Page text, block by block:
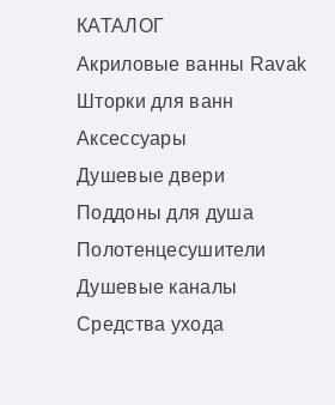
КАТАЛОГ
Акриловые ванны Ravak
Шторки для ванн
Аксессуары
Душевые двери
Поддоны для душа
Полотенцесушители
Душевые каналы
Средства ухода